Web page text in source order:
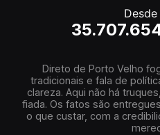
Direto de Porto Velho
tradicionais e fala de
clareza. Aqui não há
fiada. Os fatos são
o que custar, com a